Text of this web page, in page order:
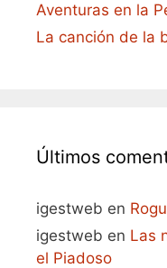
Aventuras en la
La canción de la
Últimos
igestweb en
igestweb en Las
el Piadoso